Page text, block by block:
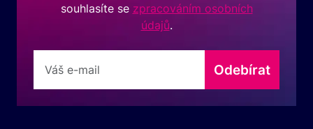
souhlasíte se zpracováním osobních
údajů.
Odebírat